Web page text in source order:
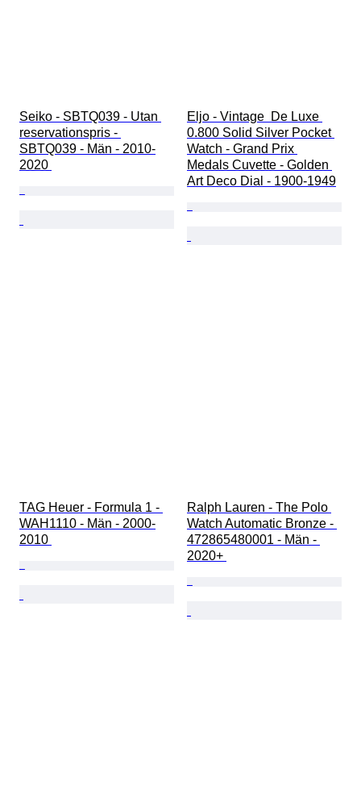
Seiko - SBTQ039 - Utan
reservationspris -
SBTQ039 - Män - 2010-
2020
Eljo - Vintage  De Luxe
0.800 Solid Silver Pocket
Watch - Grand Prix
Medals Cuvette - Golden
Art Deco Dial - 1900-1949
TAG Heuer - Formula 1 -
WAH1110 - Män - 2000-
2010
Ralph Lauren - The Polo
Watch Automatic Bronze -
472865480001 - Män -
2020+